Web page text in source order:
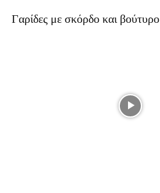
Γαρίδες με σκόρδο και βούτυρο